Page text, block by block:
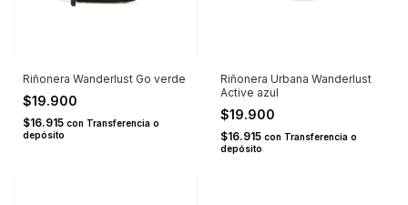
Riñonera Wanderlust Go verde
$19.900
$16.915 con Transferencia o
depósito
Riñonera Urbana Wanderlust
Active azul
$19.900
$16.915 con Transferencia o
depósito